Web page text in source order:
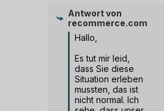
Antwort von
recommerce.com
Hallo,
Es tut mir leid,
dass Sie diese
Situation erleben
mussten, das ist
nicht normal. Ich